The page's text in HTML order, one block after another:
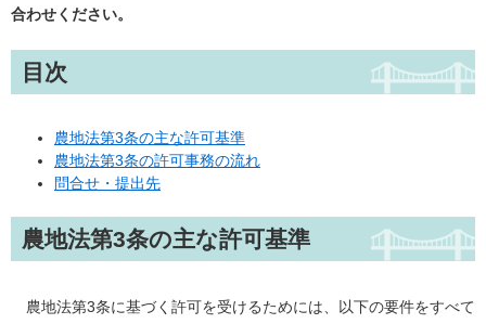
合わせください。
目次
農地法第3条の主な許可基準
農地法第3条の許可事務の流れ
問合せ・提出先
農地法第3条の主な許可基準
農地法第3条に基づく許可を受けるためには、以下の要件をすべて